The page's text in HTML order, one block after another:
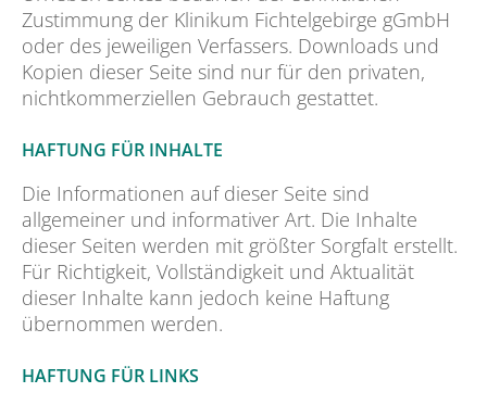
Zustimmung der Klinikum Fichtelgebirge gGmbH
oder des jeweiligen Verfassers. Downloads und
Kopien dieser Seite sind nur für den privaten,
nichtkommerziellen Gebrauch gestattet.
HAFTUNG FÜR INHALTE
Die Informationen auf dieser Seite sind
allgemeiner und informativer Art. Die Inhalte
dieser Seiten werden mit größter Sorgfalt erstellt.
Für Richtigkeit, Vollständigkeit und Aktualität
dieser Inhalte kann jedoch keine Haftung
übernommen werden.
HAFTUNG FÜR LINKS